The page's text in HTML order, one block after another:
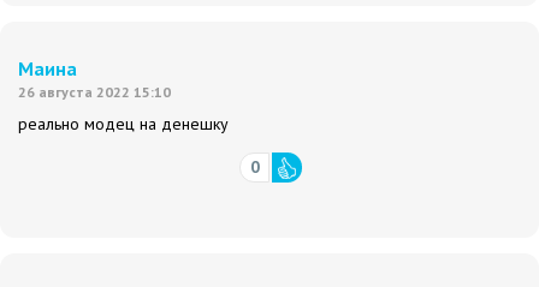
Маина
26 августа 2022 15:10
реально модец на денешку
0